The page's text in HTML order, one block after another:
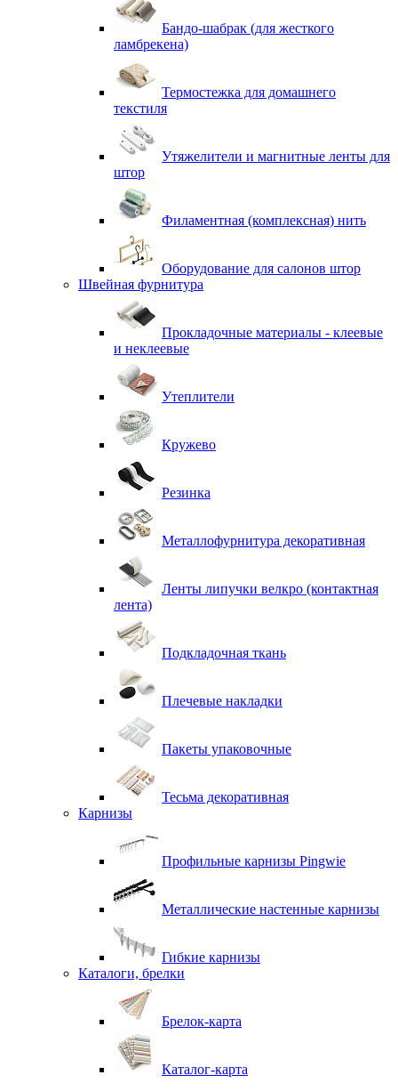
Бандо-шабрак (для жесткого
ламбрекена)
Термостежка для домашнего
текстиля
Утяжелители и магнитные ленты для
штор
Филаментная (комплексная) нить
Оборудование для салонов штор
Швейная фурнитура
Прокладочные материалы - клеевые
и неклеевые
Утеплители
Кружево
Резинка
Металлофурнитура декоративная
Ленты липучки велкро (контактная
лента)
Подкладочная ткань
Плечевые накладки
Пакеты упаковочные
Тесьма декоративная
Карнизы
Профильные карнизы Pingwie
Металлические настенные карнизы
Гибкие карнизы
Каталоги, брелки
Брелок-карта
Каталог-карта